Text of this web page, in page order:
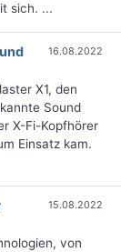
sich. ...
16.08.2022
X1, den
Sound
X-Fi-Kopfhörer
Einsatz kam.
15.08.2022
von